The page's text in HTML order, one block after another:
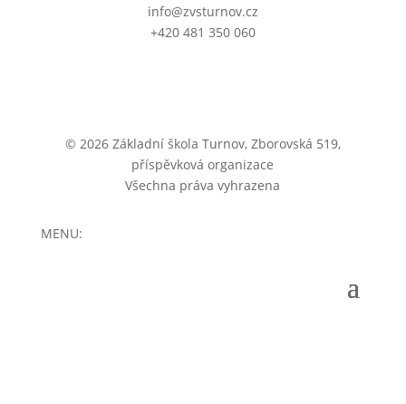
info@zvsturnov.cz
+420 481 350 060
© 2026 Základní škola Turnov, Zborovská 519,
příspěvková organizace
Všechna práva vyhrazena
MENU: